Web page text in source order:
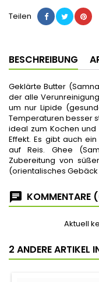
Teilen
BESCHREIBUNG
Geklärte Butter
der alle
um nur Lipide
Temperaturen besser
ideal zum Kochen
Effekt. Es gibt auch
auf Reis. Ghee
Zubereitung von
(orientalisches
KOMMENTARE
Aktuell
2 ANDERE ARTIKEL